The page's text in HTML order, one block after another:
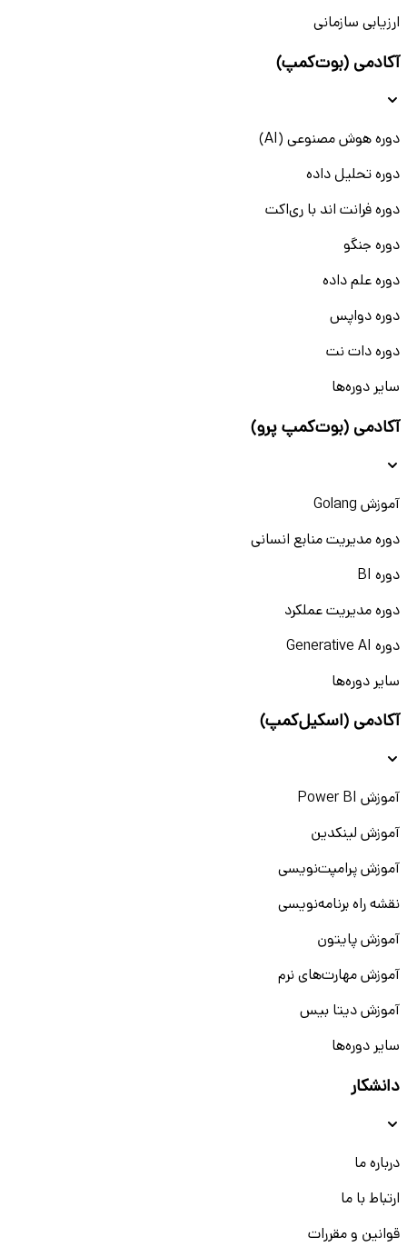
ارزیابی سازمانی
آکادمی (بوت‌کمپ)
دوره هوش مصنوعی (AI)
دوره تحلیل داده
دوره فرانت اند با ری‌اکت
دوره جنگو
دوره علم داده
دوره دواپس
دوره دات نت
سایر دوره‌ها
آکادمی (بوت‌کمپ پرو)
آموزش Golang
دوره مدیریت منابع انسانی
دوره BI
دوره مدیریت عملکرد
دوره Generative AI
سایر دوره‌ها
آکادمی (اسکیل‌کمپ)
آموزش Power BI
آموزش لینکدین
آموزش پرامپت‌نویسی
نقشه راه برنامه‌نویسی
آموزش پایتون
آموزش مهارت‌های نرم
آموزش دیتا بیس
سایر دوره‌ها
دانشکار
درباره ما
ارتباط با ما
قوانین و مقررات